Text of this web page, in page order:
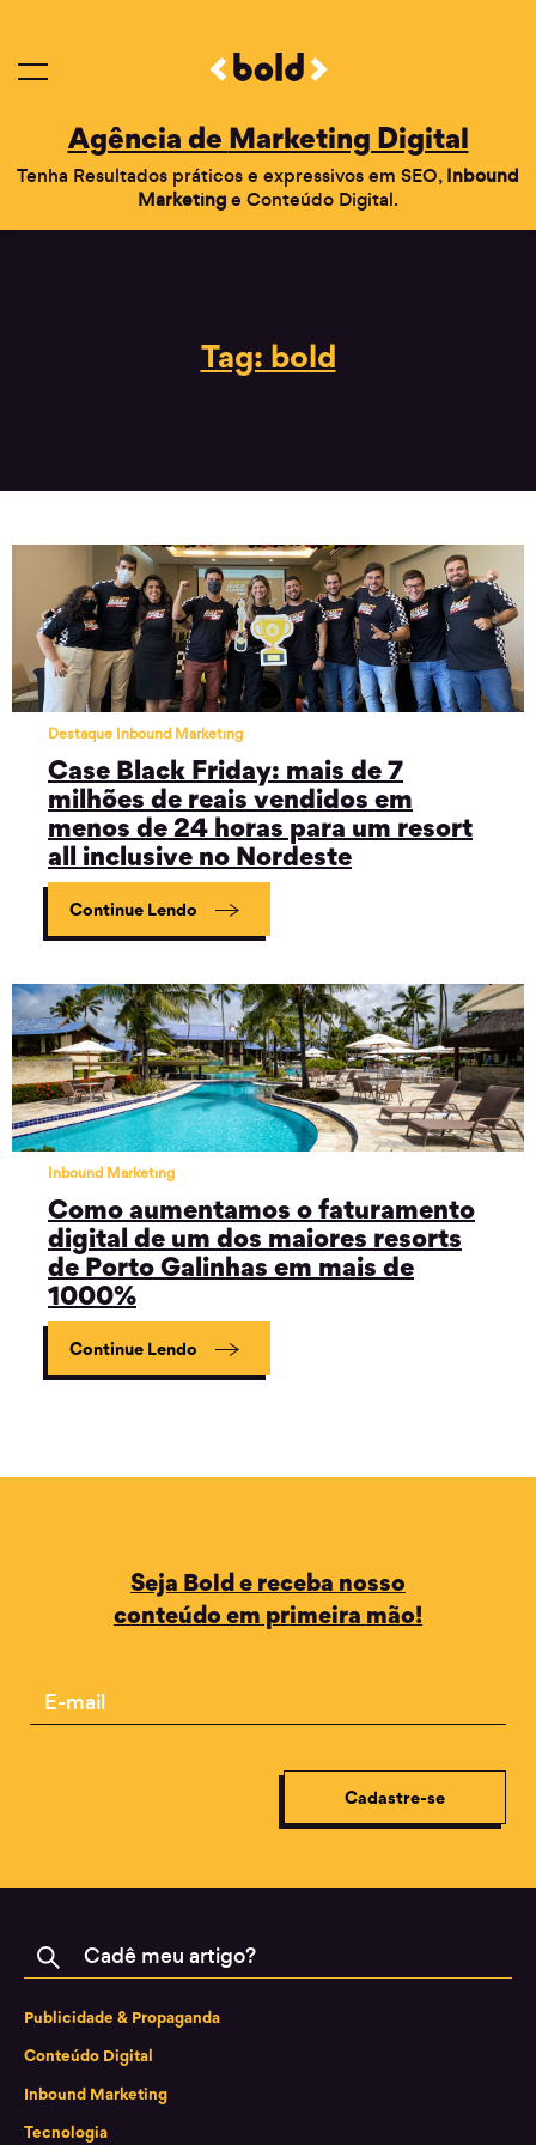
Agência de Marketing Digital
Tenha Resultados práticos e expressivos em SEO,Inbound
Marketinge Conteúdo Digital.
Tag: bold
Destaque Inbound Marketing
Case Black Friday: mais de 7
milhões de reais vendidos em
menos de 24 horas para um resort
all inclusive no Nordeste
Continue Lendo
Inbound Marketing
Como aumentamos o faturamento
digital de um dos maiores resorts
de Porto Galinhas em mais de
1000%
Continue Lendo
Seja Bold e receba nosso
conteúdo em primeira mão!
Email
Cadastre-se
Buscar
Publicidade & Propaganda
Conteúdo Digital
Inbound Marketing
Tecnologia